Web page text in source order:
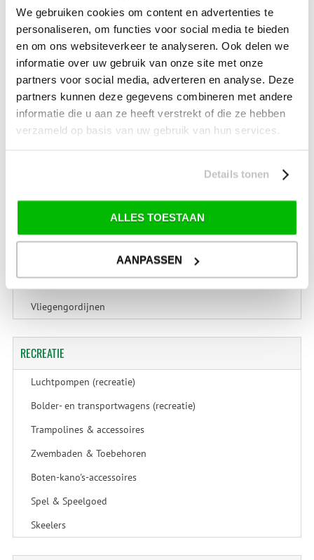
We gebruiken cookies om content en advertenties te
personaliseren, om functies voor social media te bieden
en om ons websiteverkeer te analyseren. Ook delen we
informatie over uw gebruik van onze site met onze
partners voor social media, adverteren en analyse. Deze
partners kunnen deze gegevens combineren met andere
informatie die u aan ze heeft verstrekt of die ze hebben
verzameld op basis van uw gebruik van hun services.
Details tonen
ALLES TOESTAAN
AANPASSEN
Caravan & Camper
Technische onderdelen
tent-reparaties
TUIN
Tuinmeubelen
Parasols & accessoires
Barbecues
Terrasverwarming
Vliegengordijnen
RECREATIE
Luchtpompen (recreatie)
Bolder- en transportwagens (recreatie)
Trampolines & accessoires
Zwembaden & Toebehoren
Boten-kano's-accessoires
Spel & Speelgoed
Skeelers